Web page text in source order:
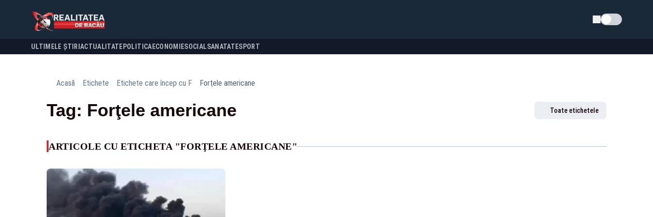
Schimba tema
ULTIMELE ȘTIRI ACTUALITATE POLITICA ECONOMIESOCIALSANATATESPORT
Acasă Etichete Etichete care încep cu F Forţele americane
Tag: Forţele americane Toate etichetele
ARTICOLE CU ETICHETA "FORŢELE AMERICANE"